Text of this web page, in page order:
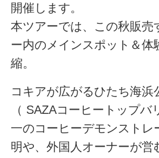
開催します。
本ツアーでは、この秋販売
ー内のメインスポット＆体
縮。
コキアが広がるひたち海浜
（ SAZAコーヒートップバ
一のコーヒーデモンストレ
明や、外国人オーナーが営